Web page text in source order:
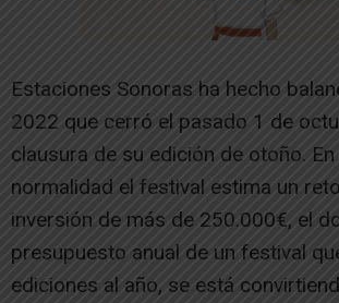
Estaciones Sonoras ha hecho
2022 que cerró el pasado 1 de
clausura de su edición de otoño.
normalidad el festival estima un
inversión de más de 250.000€, el
presupuesto anual de un festival
ediciones al año, se está